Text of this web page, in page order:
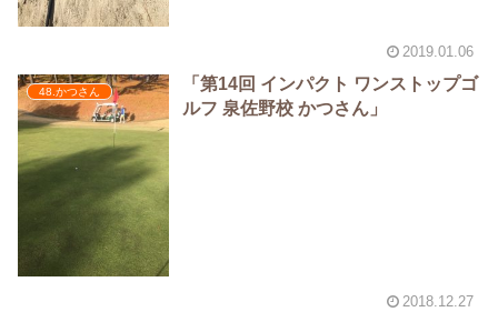
2019.01.06
48.かつさん
「第14回 インパクト ワンストップゴ
ルフ 泉佐野校 かつさん」
2018.12.27